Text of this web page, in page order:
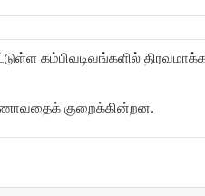
கம்பிவடிவங்களில்
குறைக்கின்றன.